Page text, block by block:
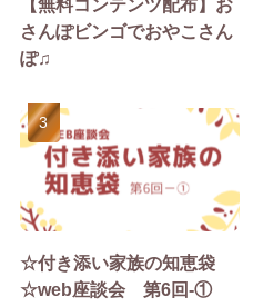
【無料コンテンツ配布】お
さんぽビンゴでおやこさん
ぽ♫
☆付き添い家族の知恵袋
☆web座談会 第6回-①